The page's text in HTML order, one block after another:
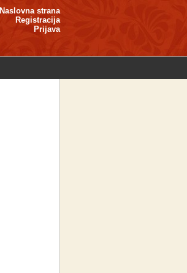
Naslovna strana
Registracija
Prijava